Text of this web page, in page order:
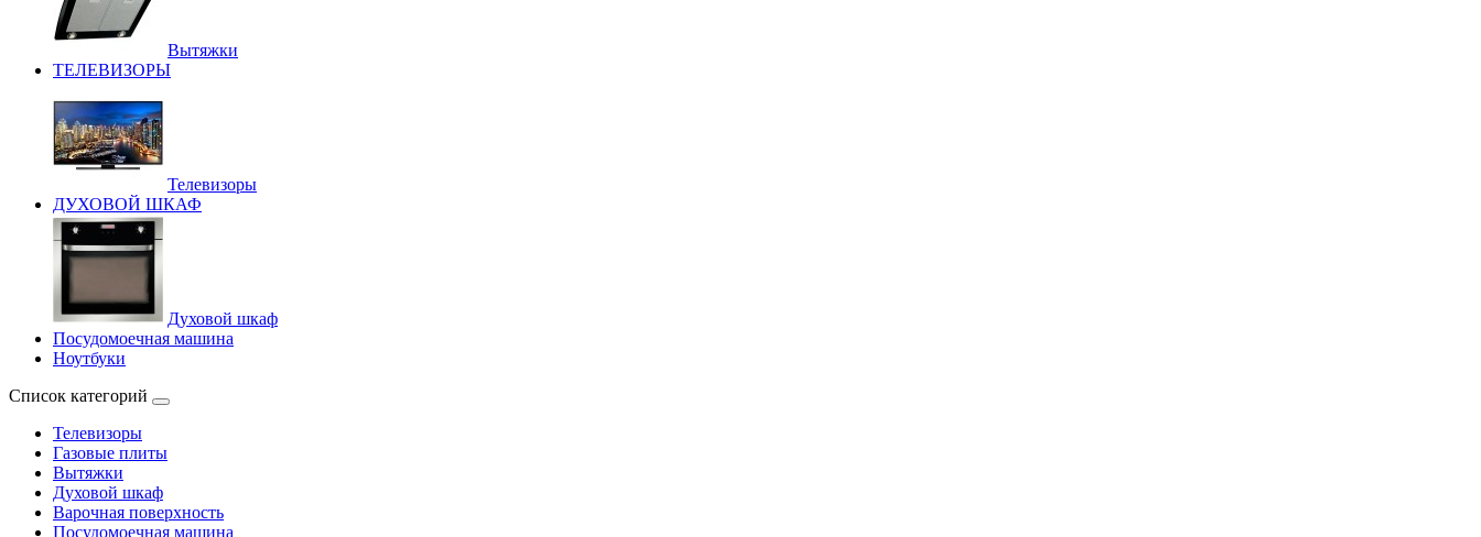
Вытяжки
ТЕЛЕВИЗОРЫ
Телевизоры
ДУХОВОЙ ШКАФ
Духовой шкаф
Посудомоечная машина
Ноутбуки
Список категорий
Телевизоры
Газовые плиты
Вытяжки
Духовой шкаф
Варочная поверхность
Посудомоечная машина